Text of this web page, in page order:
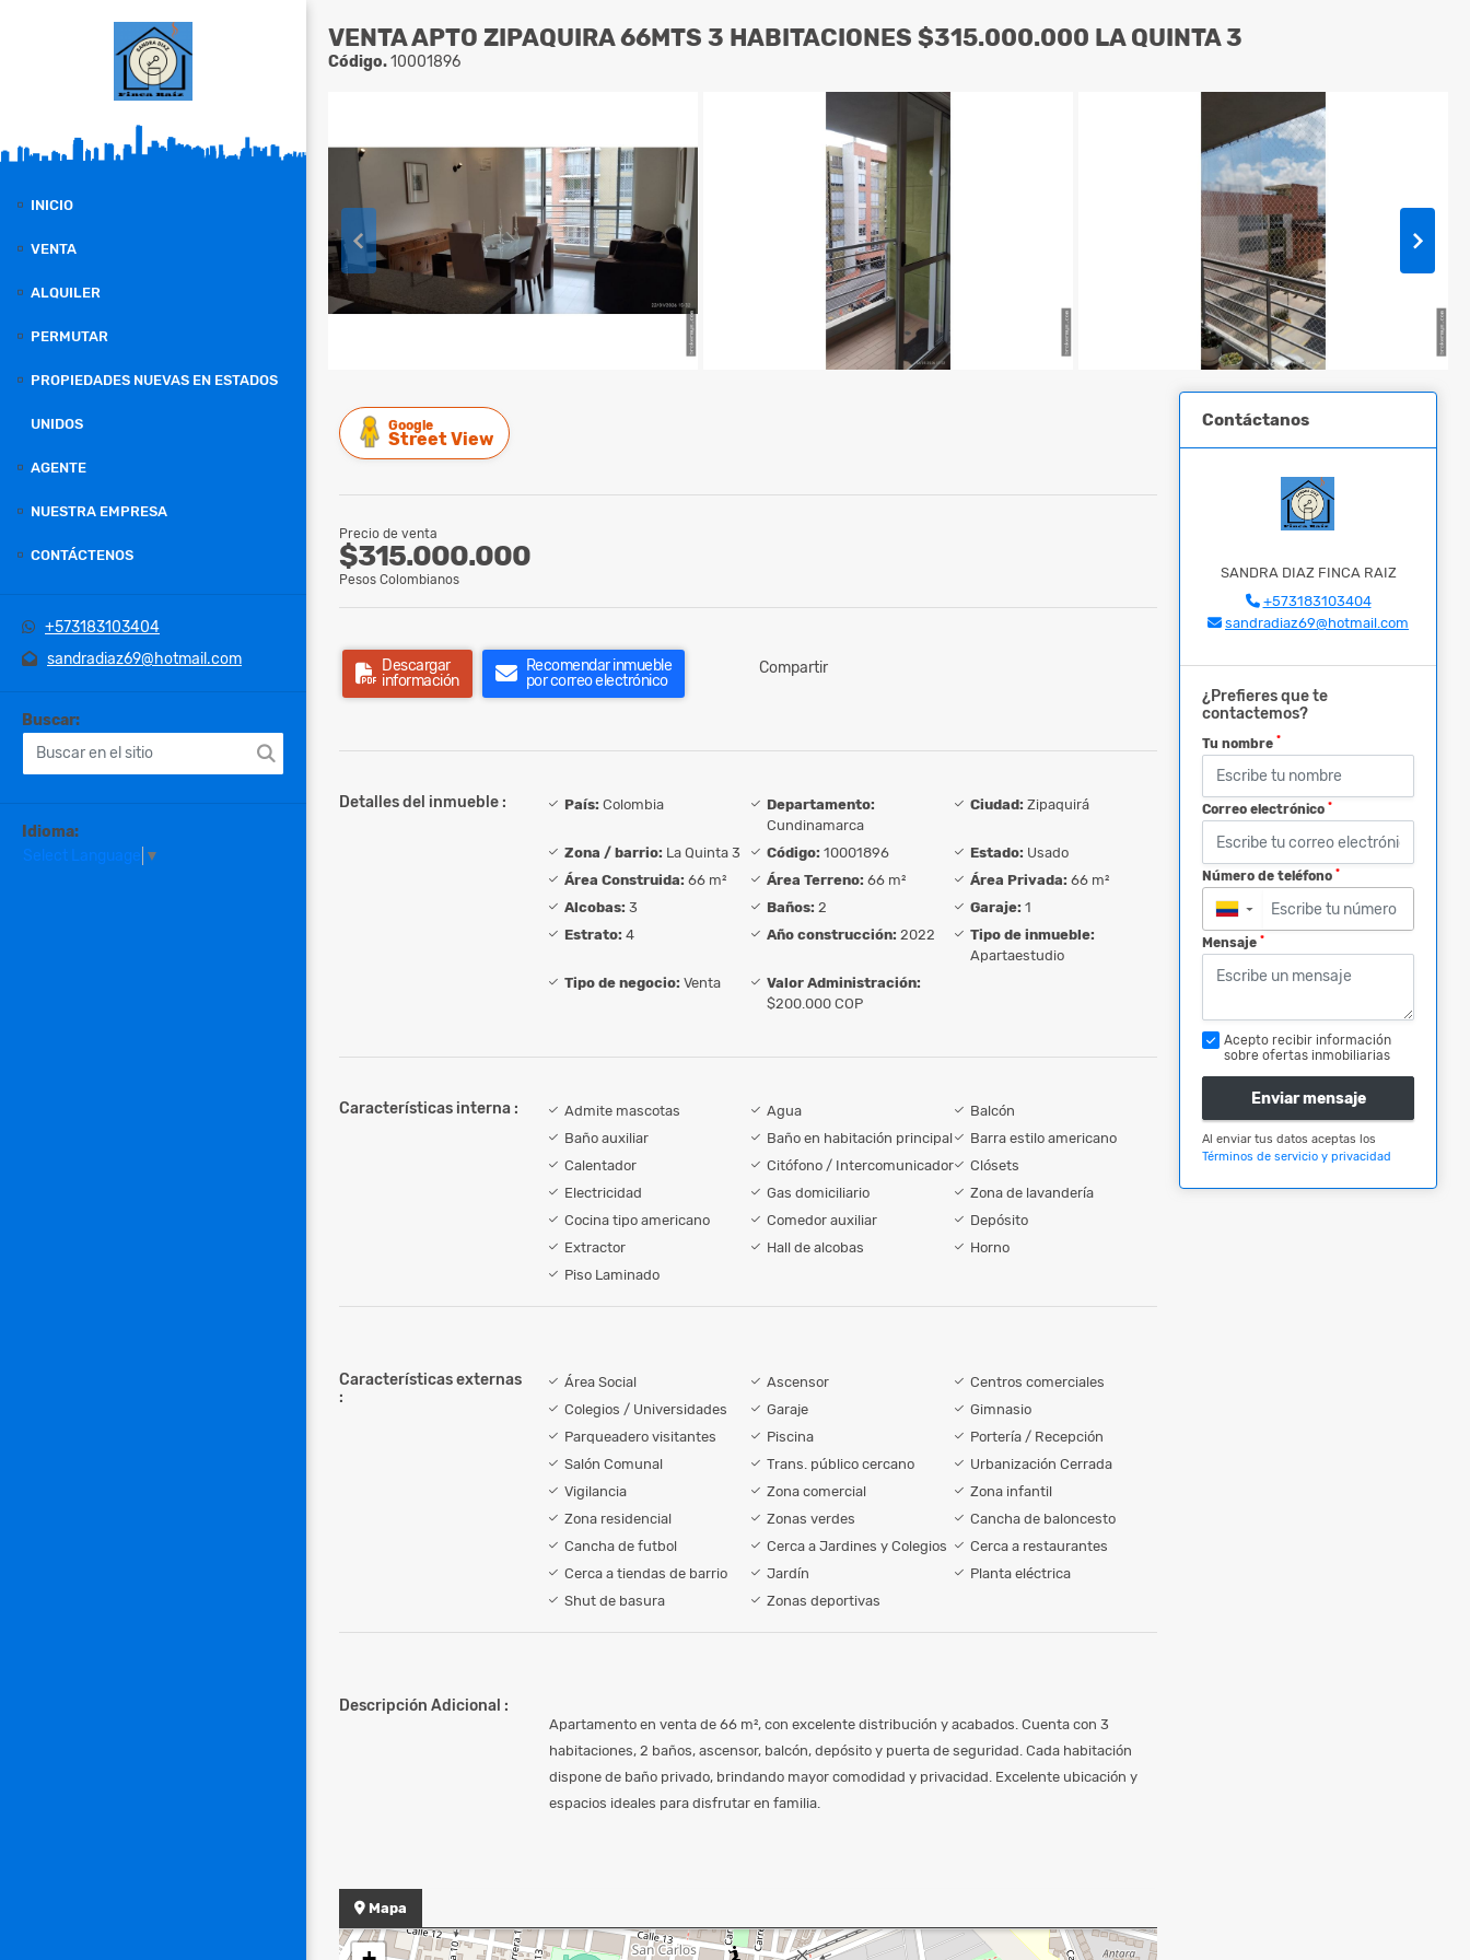
INICIO
VENTA
ALQUILER
PERMUTAR
PROPIEDADES NUEVAS EN ESTADOS
UNIDOS
AGENTE
NUESTRA EMPRESA
CONTÁCTENOS
+573183103404
sandradiaz69@hotmail.com
Buscar:
Idioma:
Select Language ▼
VENTA APTO ZIPAQUIRA 66MTS 3 HABITACIONES $315.000.000 LA QUINTA 3
Código.10001896
Google
Street View
Precio de venta
$315.000.000
Pesos Colombianos
Descargar
información
Recomendar inmueble
por correo electrónico
Compartir
Detalles del inmueble : País: Colombia
Departamento:
Cundinamarca
Ciudad: Zipaquirá
Zona / barrio: La Quinta 3 Código: 10001896 Estado: Usado
Área Construida: 66 m² Área Terreno: 66 m² Área Privada: 66 m²
Alcobas: 3 Baños: 2 Garaje: 1
Estrato: 4 Año construcción: 2022
Tipo de inmueble:
Apartaestudio
Tipo de negocio: Venta
Valor Administración:
$200.000 COP
Características interna : Admite mascotas Agua
Balcón
Baño auxiliar
Baño en habitación principal
Barra estilo americano
Calentador
Citófono / Intercomunicador
Clósets
Electricidad
Gas domiciliario
Zona de lavandería
Cocina tipo americano
Comedor auxiliar
Depósito
Extractor
Hall de alcobas
Horno
Piso Laminado
Características externas
:
Área Social Ascensor
Centros comerciales
Colegios / Universidades
Garaje
Gimnasio
Parqueadero visitantes
Piscina
Portería / Recepción
Salón Comunal
Trans. público cercano
Urbanización Cerrada
Vigilancia
Zona comercial
Zona infantil
Zona residencial
Zonas verdes
Cancha de baloncesto
Cancha de futbol
Cerca a Jardines y Colegios
Cerca a restaurantes
Cerca a tiendas de barrio
Jardín
Planta eléctrica
Shut de basura
Zonas deportivas
Descripción Adicional :
Apartamento en venta de 66 m², con excelente distribución y acabados. Cuenta con 3
habitaciones, 2 baños, ascensor, balcón, depósito y puerta de seguridad. Cada habitación
dispone de baño privado, brindando mayor comodidad y privacidad. Excelente ubicación y
espacios ideales para disfrutar en familia.
Mapa
Contáctanos
SANDRA DIAZ FINCA RAIZ
+573183103404
sandradiaz69@hotmail.com
¿Prefieres que te
contactemos?
Tu nombre *
Correo electrónico *
Número de teléfono *
▼
Mensaje *
Acepto recibir información
sobre ofertas inmobiliarias
Enviar mensaje
Al enviar tus datos aceptas los
Términos de servicio y privacidad